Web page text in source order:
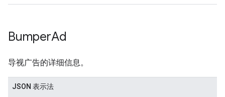
BumperAd
导视广告的详细信息。
JSON 表示法